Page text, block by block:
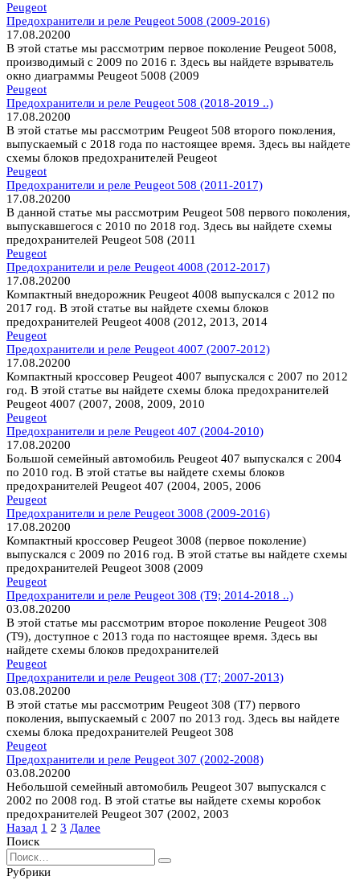
Peugeot
Предохранители и реле Peugeot 5008 (2009-2016)
17.08.20200
В этой статье мы рассмотрим первое поколение Peugeot 5008,
производимый с 2009 по 2016 г. Здесь вы найдете взрыватель
окно диаграммы Peugeot 5008 (2009
Peugeot
Предохранители и реле Peugeot 508 (2018-2019 ..)
17.08.20200
В этой статье мы рассмотрим Peugeot 508 второго поколения,
выпускаемый с 2018 года по настоящее время. Здесь вы найдете
схемы блоков предохранителей Peugeot
Peugeot
Предохранители и реле Peugeot 508 (2011-2017)
17.08.20200
В данной статье мы рассмотрим Peugeot 508 первого поколения,
выпускавшегося с 2010 по 2018 год. Здесь вы найдете схемы
предохранителей Peugeot 508 (2011
Peugeot
Предохранители и реле Peugeot 4008 (2012-2017)
17.08.20200
Компактный внедорожник Peugeot 4008 выпускался с 2012 по
2017 год. В этой статье вы найдете схемы блоков
предохранителей Peugeot 4008 (2012, 2013, 2014
Peugeot
Предохранители и реле Peugeot 4007 (2007-2012)
17.08.20200
Компактный кроссовер Peugeot 4007 выпускался с 2007 по 2012
год. В этой статье вы найдете схемы блока предохранителей
Peugeot 4007 (2007, 2008, 2009, 2010
Peugeot
Предохранители и реле Peugeot 407 (2004-2010)
17.08.20200
Большой семейный автомобиль Peugeot 407 выпускался с 2004
по 2010 год. В этой статье вы найдете схемы блоков
предохранителей Peugeot 407 (2004, 2005, 2006
Peugeot
Предохранители и реле Peugeot 3008 (2009-2016)
17.08.20200
Компактный кроссовер Peugeot 3008 (первое поколение)
выпускался с 2009 по 2016 год. В этой статье вы найдете схемы
предохранителей Peugeot 3008 (2009
Peugeot
Предохранители и реле Peugeot 308 (T9; 2014-2018 ..)
03.08.20200
В этой статье мы рассмотрим второе поколение Peugeot 308
(T9), доступное с 2013 года по настоящее время. Здесь вы
найдете схемы блоков предохранителей
Peugeot
Предохранители и реле Peugeot 308 (T7; 2007-2013)
03.08.20200
В этой статье мы рассмотрим Peugeot 308 (T7) первого
поколения, выпускаемый с 2007 по 2013 год. Здесь вы найдете
схемы блока предохранителей Peugeot 308
Peugeot
Предохранители и реле Peugeot 307 (2002-2008)
03.08.20200
Небольшой семейный автомобиль Peugeot 307 выпускался с
2002 по 2008 год. В этой статье вы найдете схемы коробок
предохранителей Peugeot 307 (2002, 2003
Пагинация
записей
Назад 1 2 3 Далее
Поиск
Search
for:
Рубрики